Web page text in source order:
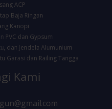
ACP
Baja Ringan
Kanopi
PVC dan Gypsum
dan Jendela Alumunium
Garasi dan Railing Tangga
Kami